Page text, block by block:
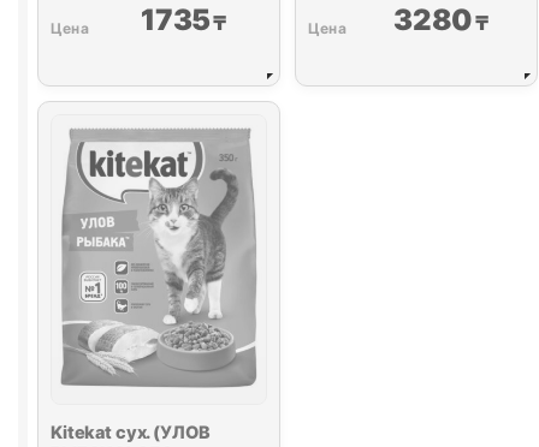
1735₸ 3280₸
Kitekat сух. (УЛОВ